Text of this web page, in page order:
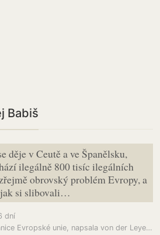
Babiš
děje v Ceutě a ve Španělsku,
ilegálně 800 tisíc ilegálních
obrovský problém Evropy, a
jak si slibovali…
dní
Musíme posílit hranice Evropské unie, napsala von der Leyenová do…